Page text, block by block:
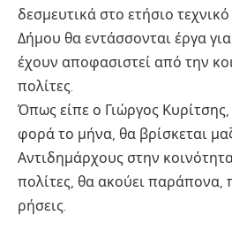
δεσμευτικά στο ετήσιο
Δήμου θα εντάσσονται έργα
έχουν αποφασιστεί από την
πολίτες.
Όπως είπε ο Γιώργος
φορά το μήνα, θα βρίσκεται
Αντιδημάρχους στην
πολίτες, θα ακούει παράπονα,
ρήσεις.